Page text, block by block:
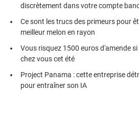
discrètement dans votre compte
Ce sont les trucs des primeurs pour
meilleur melon en rayon
Vous risquez 1500 euros d'amende
chez vous cet été
Project Panama : cette entreprise
pour entraîner son IA